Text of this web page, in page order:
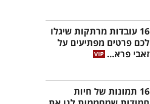
16 עובדות מרתקות שיגלו
לכם פרטים מפתיעים על
זאבי פרא...
16 תמונות של חיות